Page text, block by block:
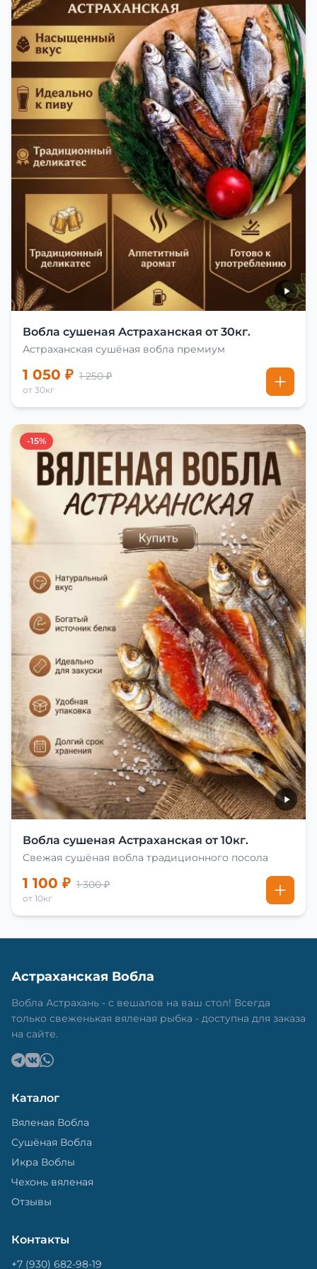
старые рецепты и современные технологии. Её
можно есть с напитками, и это будет очень вкусно.
Вобла сушеная Астраханская от 30кг.
Астраханская сушёная вобла премиум
1 050 ₽ 1 250 ₽
от 30кг
-15%
Вобла сушеная Астраханская от 10кг.
Свежая сушёная вобла традиционного посола
1 100 ₽ 1 300 ₽
от 10кг
Астраханская Вобла
Вобла Астрахань - с вешалов на ваш стол! Всегда
только свеженькая вяленая рыбка - доступна для заказа
на сайте.
Каталог
Вяленая Вобла
Сушёная Вобла
Икра Воблы
Чехонь вяленая
Отзывы
Контакты
+7 (930) 682-98-19